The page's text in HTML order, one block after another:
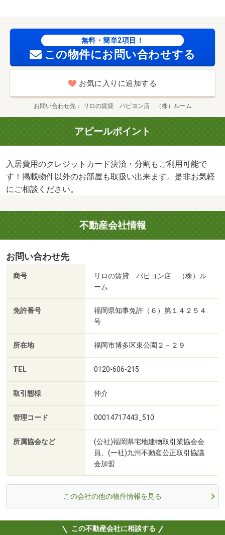
無料・簡単2項目！
この物件にお問い合わせする
お気に入りに追加する
お問い合わせ先 リロの賃貸 パピヨン店 （株）ルーム
アピールポイント
入居費用のクレジットカード決済・分割もご利用可能で
す！掲載物件以外のお部屋も取扱い出来ます。是非お気軽
にご相談ください。
不動産会社情報
お問い合わせ先
商号
リロの賃貸 パピヨン店 （株）ル
ーム
免許番号
福岡県知事免許（６）第１４２５４
号
所在地 福岡市博多区東公園２－２９
TEL 0120-606-215
取引態様 仲介
管理コード 00014717443_510
所属協会など
(公社)福岡県宅地建物取引業協会会
員、(一社)九州不動産公正取引協議
会加盟
この会社の他の物件情報を見る
この不動産会社に相談する